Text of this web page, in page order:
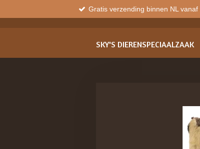
Gratis verzending binnen NL
SKY'S DIERENSPECIAALZAAK